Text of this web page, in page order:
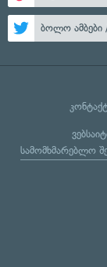
ბოლო ამბები
სამომხმარებლო